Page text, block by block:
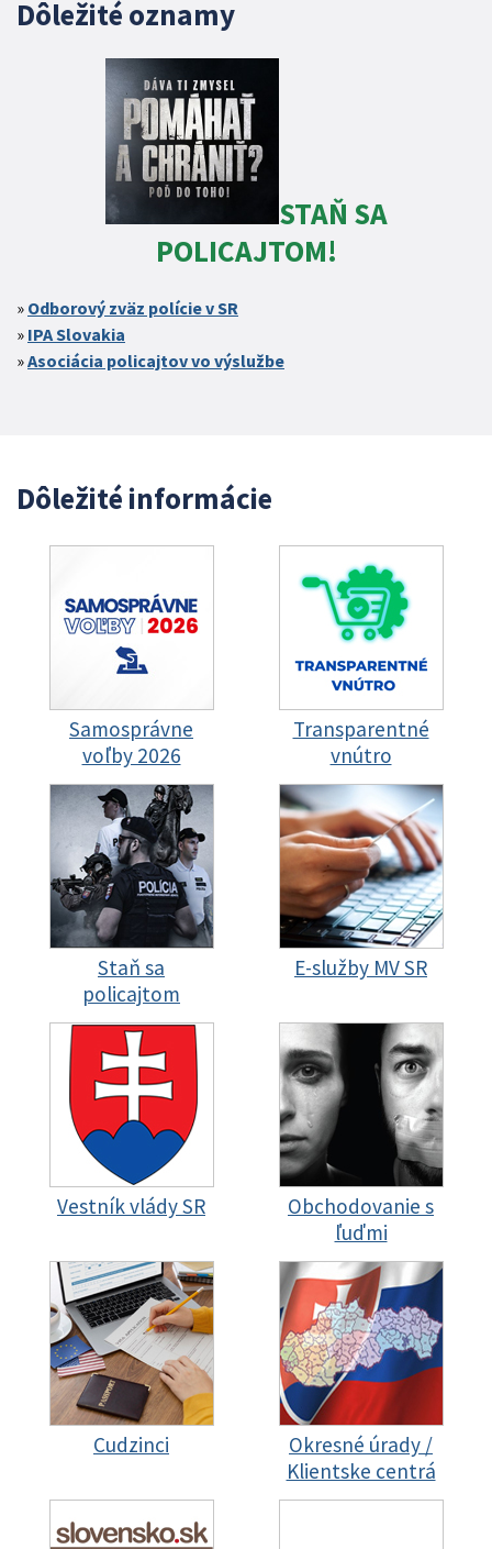
Dôležité oznamy
STAŇ SA
POLICAJTOM!
Odborový zväz polície v SR
IPA Slovakia
Asociácia policajtov vo výslužbe
Dôležité informácie
Samosprávne
voľby 2026
Transparentné
vnútro
Staň sa
policajtom
E-služby MV SR
Vestník vlády SR
Obchodovanie s
ľuďmi
Cudzinci
Okresné úrady /
Klientske centrá